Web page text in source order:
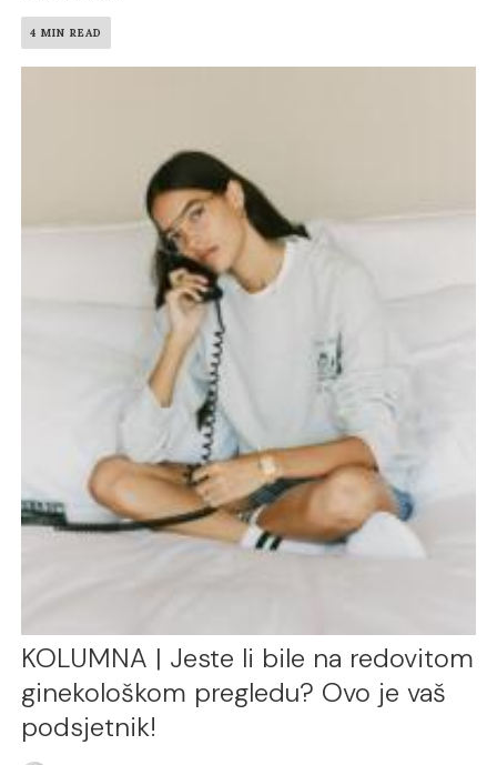
4 MIN READ
KOLUMNA | Jeste li bile na redovitom
ginekološkom pregledu? Ovo je vaš
podsjetnik!